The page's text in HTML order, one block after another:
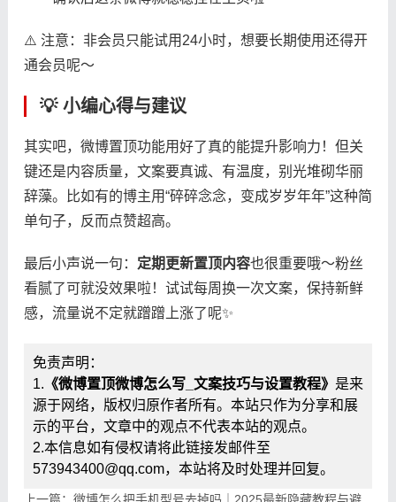
⚠️ 注意：非会员只能试用24小时，想要长期使用还得开
通会员呢～
💡 小编心得与建议
其实吧，微博置顶功能用好了真的能提升影响力！但关
键还是内容质量，文案要真诚、有温度，别光堆砌华丽
辞藻。比如有的博主用“碎碎念念，变成岁岁年年”这种简
单句子，反而点赞超高。
最后小声说一句：​ ​定期更新置顶内容​​也很重要哦～粉丝
看腻了可就没效果啦！试试每周换一次文案，保持新鲜
感，流量说不定就蹭蹭上涨了呢✨
免责声明：
1. 《微博置顶微博怎么写_文案技巧与设置教程》 是来
源于网络，版权归原作者所有。本站只作为分享和展
示的平台，文章中的观点不代表本站的观点。
2.本信息如有侵权请将此链接发邮件至
573943400@qq.com，本站将及时处理并回复。